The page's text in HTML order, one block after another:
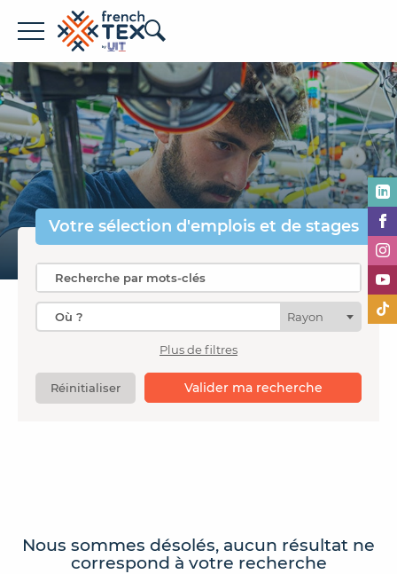
Offres d'emploi
Entreprises
Métiers
Formations
À propos de French TEX
Espace recruteur
Votre sélection d'emplois et de stages
Rayon
Plus de filtres
Valider ma recherche
Réinitialiser
Nous sommes désolés, aucun résultat ne
correspond à votre recherche